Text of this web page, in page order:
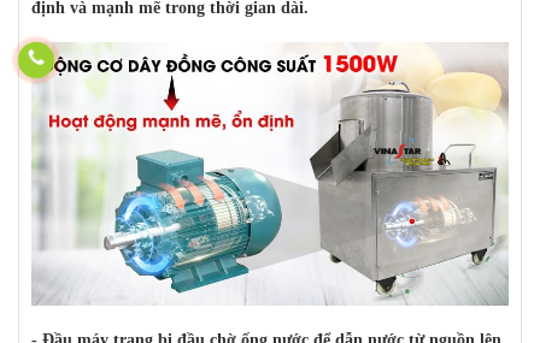
định và mạnh mẽ trong thời gian dài.